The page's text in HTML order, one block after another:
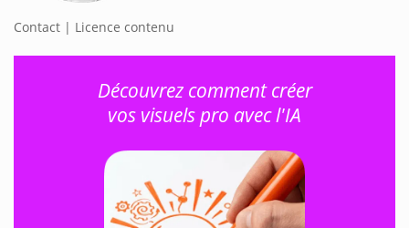
Contact | Licence contenu
Découvrez comment créer
vos visuels pro avec l'IA